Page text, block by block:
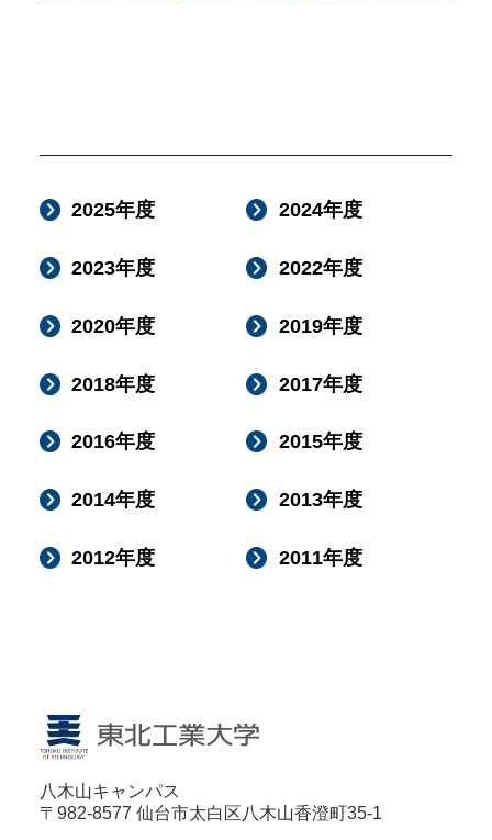
2025年度 2024年度
2023年度 2022年度
2020年度 2019年度
2018年度 2017年度
2016年度 2015年度
2014年度 2013年度
2012年度 2011年度
八木山キャンパス
〒982-8577 仙台市太白区八木山香澄町35-1